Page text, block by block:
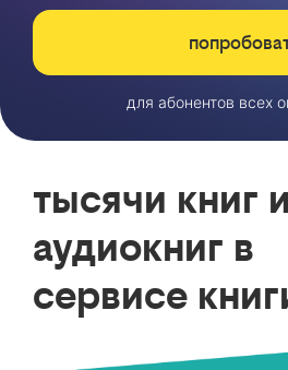
для абонентов всех
тысячи книг и
аудиокниг в
сервисе